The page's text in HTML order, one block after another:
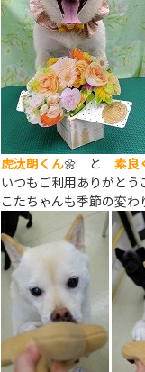
虎汰朗くん🌼 と 素良
いつもご利用ありがとう
こたちゃんも季節の変